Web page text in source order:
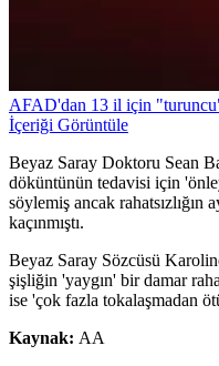
AFAD'dan 13 il için
İçeriği Görüntüle
Beyaz Saray Doktoru Sean
döküntünün tedavisi için
söylemiş ancak rahatsızlığın
kaçınmıştı.
Beyaz Saray Sözcüsü
şişliğin 'yaygın' bir damar
ise 'çok fazla tokalaşmadan
Kaynak: AA